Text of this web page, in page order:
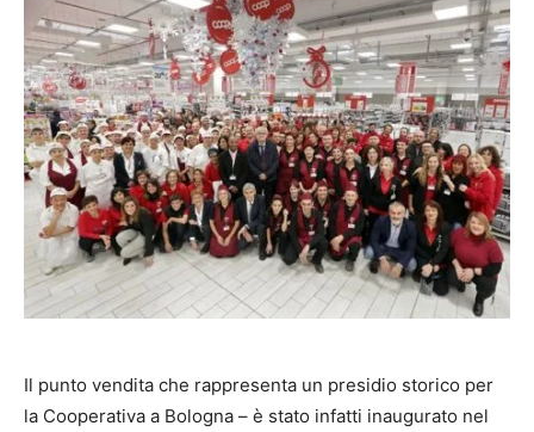
Il punto vendita che rappresenta un presidio storico per
la Cooperativa a Bologna – è stato infatti inaugurato nel